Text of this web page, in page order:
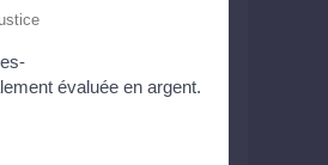
évaluée en argent.